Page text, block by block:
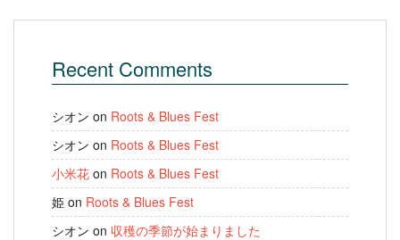
Recent Comments
シオン on Roots & Blues Fest
シオン on Roots & Blues Fest
小米花 on Roots & Blues Fest
姫 on Roots & Blues Fest
シオン on 収穫の季節が始まりました